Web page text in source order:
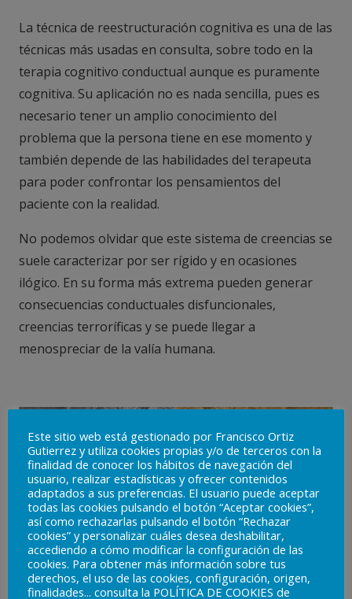
La técnica de reestructuración cognitiva es una de las
técnicas más usadas en consulta, sobre todo en la
terapia cognitivo conductual aunque es puramente
cognitiva. Su aplicación no es nada sencilla, pues es
necesario tener un amplio conocimiento del
problema que la persona tiene en ese momento y
también depende de las habilidades del terapeuta
para poder confrontar los pensamientos del
paciente con la realidad.
No podemos olvidar que este sistema de creencias se
suele caracterizar por ser rígido y en ocasiones
ilógico. En su forma más extrema pueden generar
consecuencias conductuales disfuncionales,
creencias terroríficas y se puede llegar a
menospreciar de la valía humana.
Este sitio web está gestionado por Francisco Ortiz
Gutierrez y utiliza cookies propias y/o de terceros con la
finalidad de conocer los hábitos de navegación del
usuario, realizar estadísticas y ofrecer contenidos
adaptados a sus preferencias. El usuario puede aceptar
todas las cookies pulsando el botón “Aceptar cookies”,
así como rechazarlas pulsando el botón “Rechazar
cookies” y personalizar cuáles desea deshabilitar,
accediendo a cómo modificar la configuración de las
cookies. Para obtener más información sobre tus
derechos, el uso de las cookies, configuración, origen,
finalidades... consulta la POLÍTICA DE COOKIES de